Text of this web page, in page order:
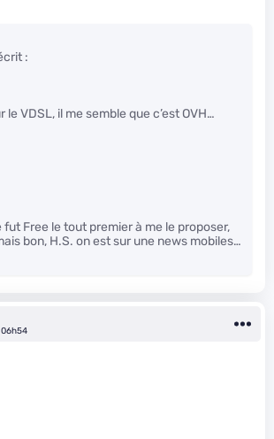
:
le VDSL, il me semble que c’est OVH…
Free le tout premier à me le proposer,
bon, H.S. on est sur une news mobiles…
06h54